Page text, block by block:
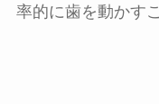
率的に歯を動かす